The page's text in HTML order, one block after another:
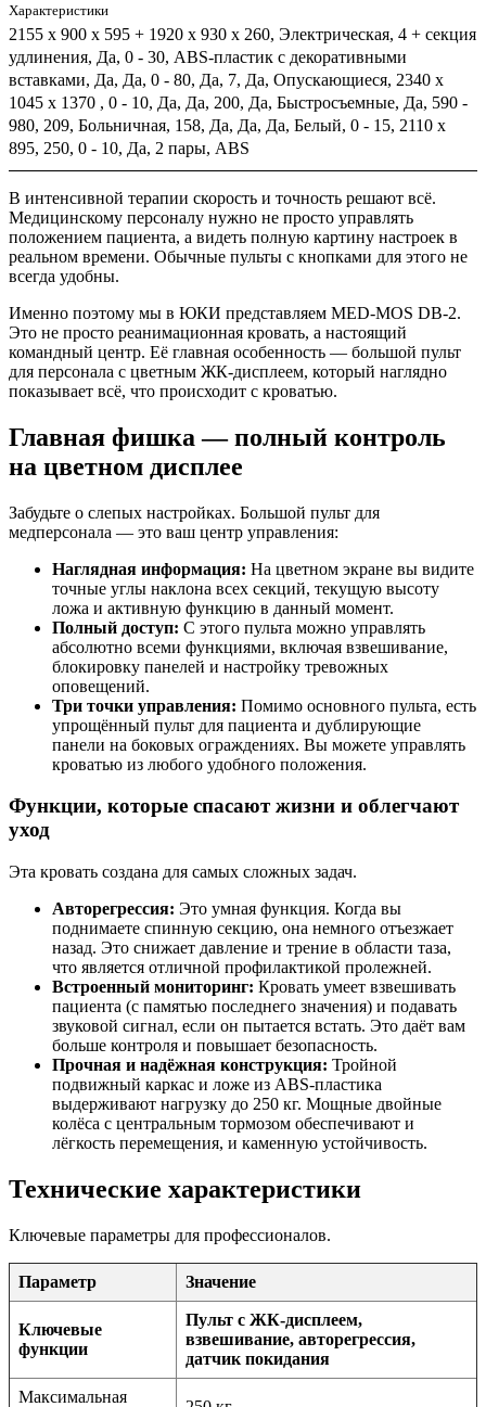
Характеристики
2155 х 900 х 595 + 1920 х 930 х 260, Электрическая, 4 + секция
удлинения, Да, 0 - 30, ABS-пластик с декоративными
вставками, Да, Да, 0 - 80, Да, 7, Да, Опускающиеся, 2340 х
1045 х 1370 , 0 - 10, Да, Да, 200, Да, Быстросъемные, Да, 590 -
980, 209, Больничная, 158, Да, Да, Да, Белый, 0 - 15, 2110 х
895, 250, 0 - 10, Да, 2 пары, ABS
В интенсивной терапии скорость и точность решают всё.
Медицинскому персоналу нужно не просто управлять
положением пациента, а видеть полную картину настроек в
реальном времени. Обычные пульты с кнопками для этого не
всегда удобны.
Именно поэтому мы в ЮКИ представляем MED-MOS DB-2.
Это не просто реанимационная кровать, а настоящий
командный центр. Её главная особенность — большой пульт
для персонала с цветным ЖК-дисплеем, который наглядно
показывает всё, что происходит с кроватью.
Главная фишка — полный контроль
на цветном дисплее
Забудьте о слепых настройках. Большой пульт для
медперсонала — это ваш центр управления:
Наглядная информация: На цветном экране вы видите
точные углы наклона всех секций, текущую высоту
ложа и активную функцию в данный момент.
Полный доступ: С этого пульта можно управлять
абсолютно всеми функциями, включая взвешивание,
блокировку панелей и настройку тревожных
оповещений.
Три точки управления: Помимо основного пульта, есть
упрощённый пульт для пациента и дублирующие
панели на боковых ограждениях. Вы можете управлять
кроватью из любого удобного положения.
Функции, которые спасают жизни и облегчают
уход
Эта кровать создана для самых сложных задач.
Авторегрессия: Это умная функция. Когда вы
поднимаете спинную секцию, она немного отъезжает
назад. Это снижает давление и трение в области таза,
что является отличной профилактикой пролежней.
Встроенный мониторинг: Кровать умеет взвешивать
пациента (с памятью последнего значения) и подавать
звуковой сигнал, если он пытается встать. Это даёт вам
больше контроля и повышает безопасность.
Прочная и надёжная конструкция: Тройной
подвижный каркас и ложе из ABS-пластика
выдерживают нагрузку до 250 кг. Мощные двойные
колёса с центральным тормозом обеспечивают и
лёгкость перемещения, и каменную устойчивость.
Технические характеристики
Ключевые параметры для профессионалов.
Параметр Значение
Ключевые
функции
Пульт с ЖК-дисплеем,
взвешивание, авторегрессия,
датчик покидания
Максимальная